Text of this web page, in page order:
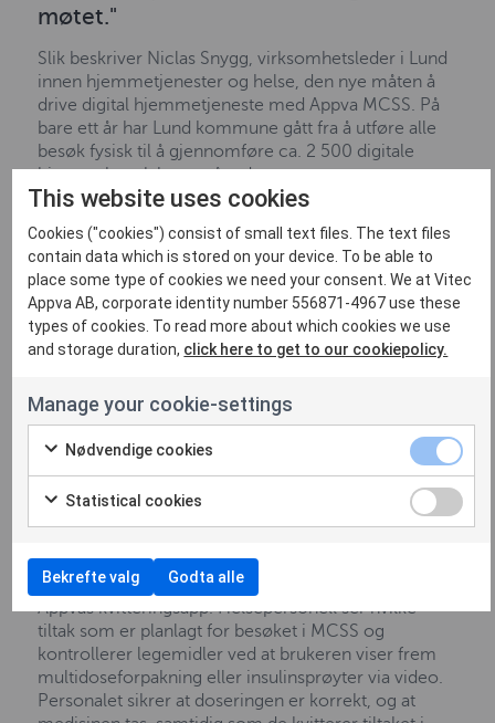
møtet."
Slik beskriver Niclas Snygg, virksomhetsleder i Lund
innen hjemmetjenester og helse, den nye måten å
drive digital hjemmetjeneste med Appva MCSS. På
bare ett år har Lund kommune gått fra å utføre alle
besøk fysisk til å gjennomføre ca. 2 500 digitale
hjemmebesøk hver måned.
Sikkerhet i fokus
For å implementere endringen ble det gjennomført
en grundig kartlegging av behov og ressursfordeling.
kun omfattet et enkelt tiltak. Et eksempel var
overlevering av legemidler på dag- og kveldstid. Ved
å erstatte disse fysiske besøkene med digital
hjemmeoppfølging har kommunen kunnet frigjøre
selvstendighet har økt.
Den digitale oppfølgingen skjer gjennom
videosamtaler, med et nettbrett hos brukeren og
Appvas kvitteringsapp. Helsepersonell ser hvilke
tiltak som er planlagt for besøket i MCSS og
kontrollerer legemidler ved at brukeren viser frem
multidoseforpakning eller insulinsprøyter via video.
Personalet sikrer at doseringen er korrekt, og at
This website uses cookies
Cookies ("cookies") consist of small text files. The text files
contain data which is stored on your device. To be able to
place some type of cookies we need your consent. We at Vitec
Appva AB, corporate identity number 556871-4967 use these
types of cookies. To read more about which cookies we use
and storage duration, click here to get to our cookiepolicy.
Manage your cookie-settings
Nødvendige cookies
Statistical cookies
Bekrefte valg Godta alle